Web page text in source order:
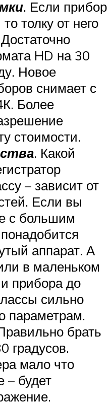
. Если прибор
толку от него
HD на 30
Новое
снимает с
Более
стоимости.
. Какой
– зависит от
Если вы
с большим
аппарат. А
в маленьком
и прибора до
сильно
параметрам.
брать
градусов.
мало что
– будет